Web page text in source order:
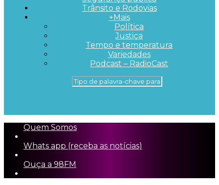
Trânsito e Rodovias
+Mais
Política
Justiça
Tempo e temperatura
Variedades
Podcast – RadioCast
Quem Somos
Whats app (receba as notícias)
Ouça a 98FM